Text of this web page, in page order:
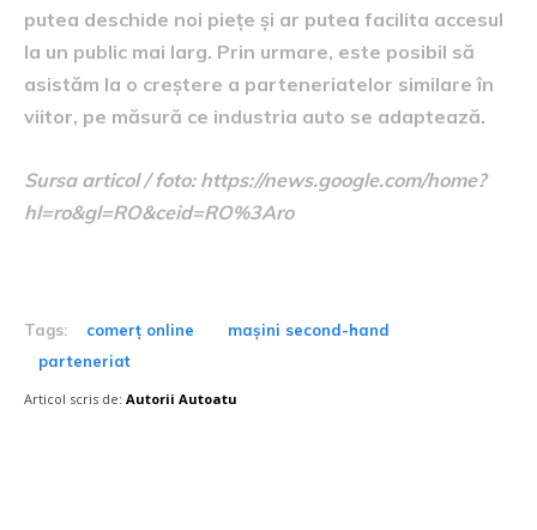
putea deschide noi piețe și ar putea facilita accesul
la un public mai larg. Prin urmare, este posibil să
asistăm la o creștere a parteneriatelor similare în
viitor, pe măsură ce industria auto se adaptează.
Sursa articol / foto: https://news.google.com/home?
hl=ro&gl=RO&ceid=RO%3Aro
Tags: comerț online
mașini second-hand
parteneriat
Articol scris de: Autorii Autoatu